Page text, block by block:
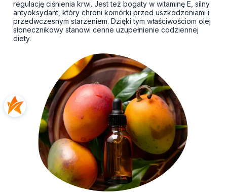
regulację ciśnienia krwi. Jest też bogaty w witaminę E, silny
antyoksydant, który chroni komórki przed uszkodzeniami i
przedwczesnym starzeniem. Dzięki tym właściwościom olej
słonecznikowy stanowi cenne uzupełnienie codziennej
diety.